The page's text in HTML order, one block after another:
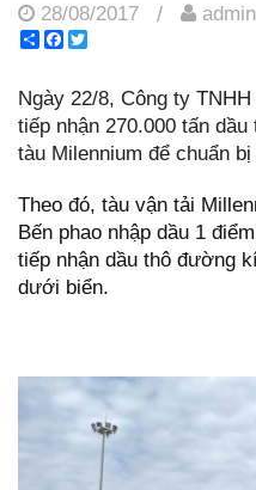
28/08/2017 / admin
ShareFacebook
Ngày 22/8, Công ty
tiếp nhận 270.000 tấn
tàu Milennium để chuẩn
Theo đó, tàu vận tải
Bến phao nhập dầu 1
tiếp nhận dầu thô đường
dưới biển.